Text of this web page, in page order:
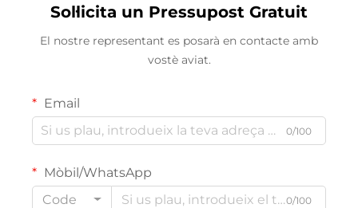
Sol·licita un Pressupost Gratuit
El nostre representant es posarà en contacte amb
vostè aviat.
Email
0/100
Mòbil/WhatsApp
Code
0/100